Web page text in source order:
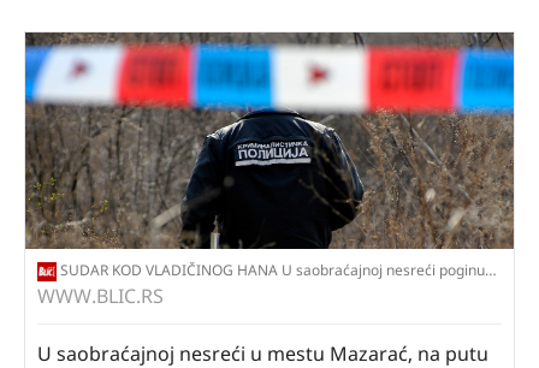
SUDAR KOD VLADIČINOG HANA U saobraćajnoj nesreći poginuo motociklista
WWW.BLIC.RS
U saobraćajnoj nesreći u mestu Mazarać, na putu